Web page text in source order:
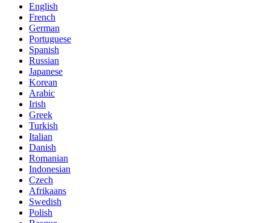
English
French
German
Portuguese
Spanish
Russian
Japanese
Korean
Arabic
Irish
Greek
Turkish
Italian
Danish
Romanian
Indonesian
Czech
Afrikaans
Swedish
Polish